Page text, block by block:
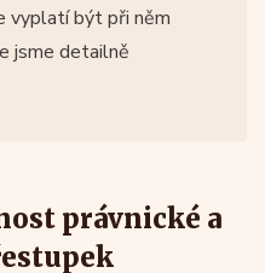
vyplatí být při něm
jsme detailně
právnické a